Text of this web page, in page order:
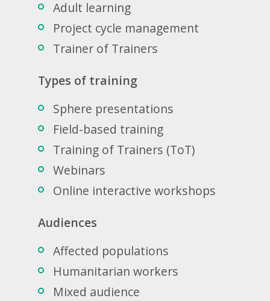
Adult learning
Project cycle management
Trainer of Trainers
Types of training
Sphere presentations
Field-based training
Training of Trainers (ToT)
Webinars
Online interactive workshops
Audiences
Affected populations
Humanitarian workers
Mixed audience